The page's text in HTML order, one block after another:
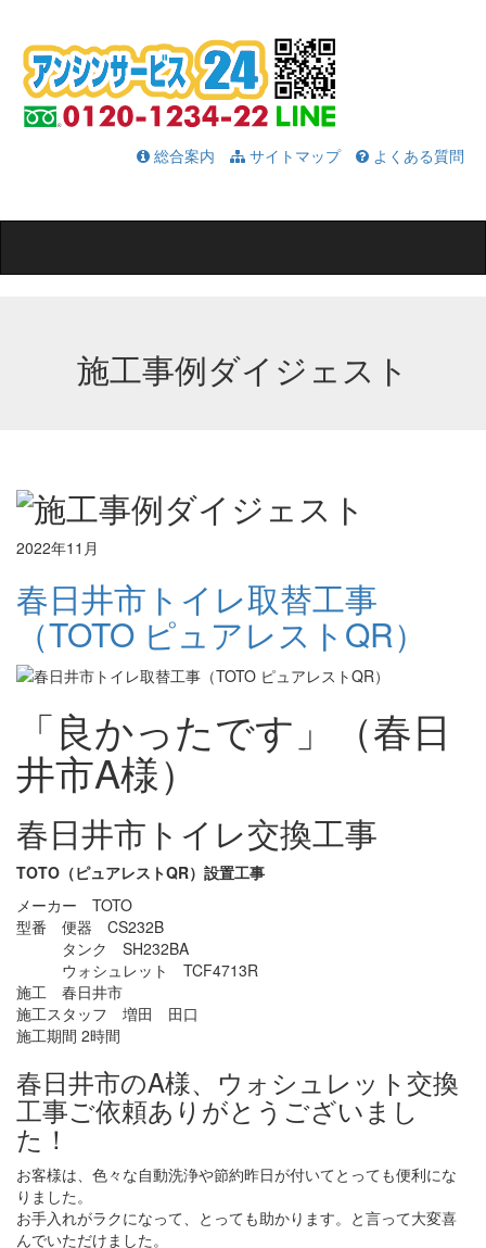
総合案内 サイトマップ
よくある質問
施工事例ダイジェスト
2022年11月
春日井市トイレ取替工事
（TOTO ピュアレストQR）
「良かったです」（春日
井市A様）
春日井市トイレ交換工事
TOTO（ピュアレストQR）設置工事
メーカー TOTO
型番 便器 CS232B
タンク SH232BA
ウォシュレット TCF4713R
施工 春日井市
施工スタッフ 増田 田口
施工期間 2時間
春日井市のA様、ウォシュレット交換
工事ご依頼ありがとうございまし
た！
お客様は、色々な自動洗浄や節約昨日が付いてとっても便利にな
りました。
お手入れがラクになって、とっても助かります。と言って大変喜
んでいただけました。